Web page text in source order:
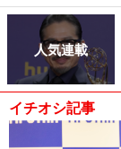
人気連載
イチオシ記事